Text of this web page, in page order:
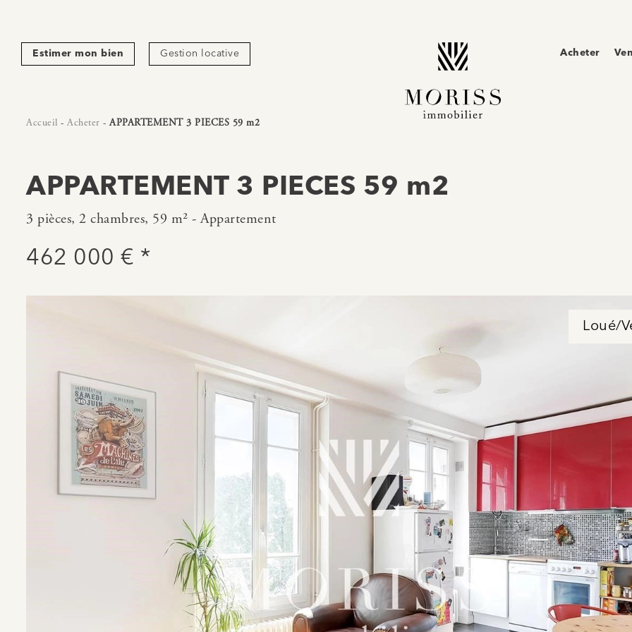
Estimer mon bien Gestion locative Acheter
Accueil - Acheter -APPARTEMENT 3 PIECES 59 m2
APPARTEMENT 3 PIECES 59 m2
3 pièces, 2 chambres, 59 m² - Appartement
462 000 € *
Loué/